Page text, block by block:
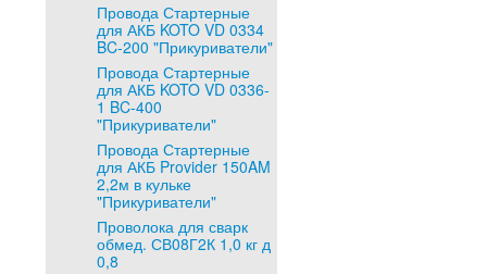
Провода Стартерные
для АКБ KOTO VD 0334
BC-200 "Прикуриватели"
Провода Стартерные
для АКБ KOTO VD 0336-
1 BC-400
"Прикуриватели"
Провода Стартерные
для АКБ Provider 150AM
2,2м в кульке
"Прикуриватели"
Проволока для сварк
обмед. СВ08Г2К 1,0 кг д
0,8